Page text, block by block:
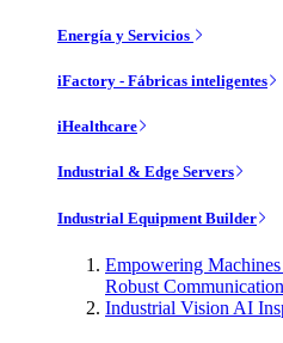
Energía y Servicios
iFactory - Fábricas inteligentes
iHealthcare
Industrial & Edge Servers
Industrial Equipment Builder
Empowering
Robust Communication
Industrial Vision AI